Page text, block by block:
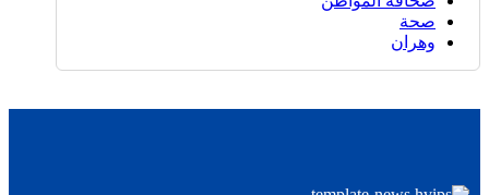
صحة
وهران